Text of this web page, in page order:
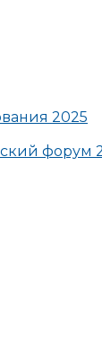
2025
форум